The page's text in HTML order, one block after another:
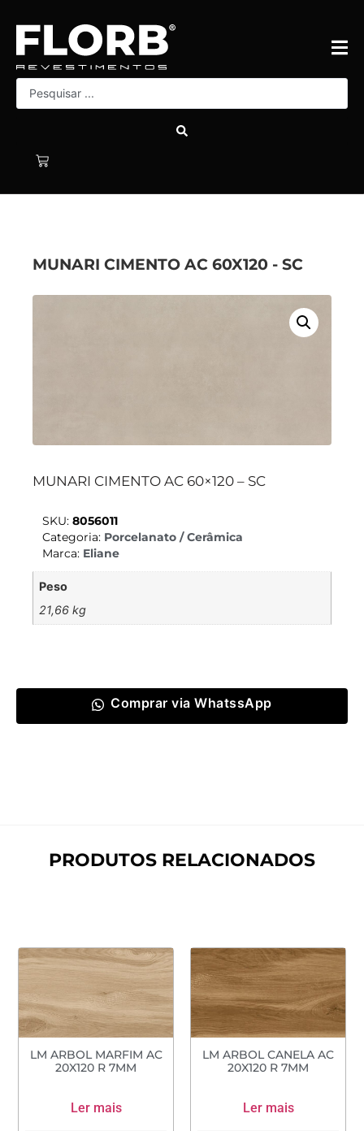
MUNARI CIMENTO AC 60X120 - SC
MUNARI CIMENTO AC 60×120 – SC
SKU: 8056011
Categoria: Porcelanato / Cerâmica
Marca: Eliane
Peso
21,66 kg
Comprar via WhatssApp
PRODUTOS RELACIONADOS
LM ARBOL MARFIM AC
20X120 R 7MM
Ler mais
LM ARBOL CANELA AC
20X120 R 7MM
Ler mais